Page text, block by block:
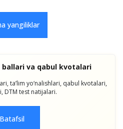
yangiliklar
va qabul kvotalari
taʼlim yo‘nalishlari, qabul kvotalari,
DTM test natijalari.
Batafsil